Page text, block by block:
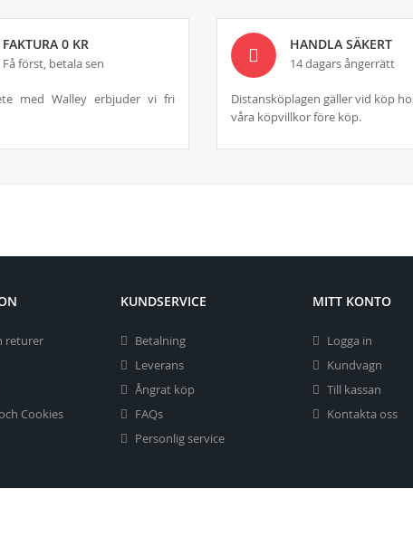
FAKTURA 0 KR
Få först, betala sen
med Walley erbjuder vi fri
HANDLA SÄKERT
14 dagars ångerrätt
Distansköplagen gäller vid köp
våra köpvillkor före köp.
returer
Cookies
KUNDSERVICE
Betalning
Leverans
Ångrat köp
FAQs
Personlig service
MITT KONTO
Logga in
Kundvagn
Till kassan
Kontakta oss